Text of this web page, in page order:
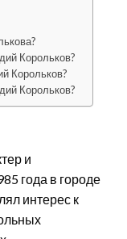
Корольков?
Корольков?
Корольков?
и
года в городе
интерес к